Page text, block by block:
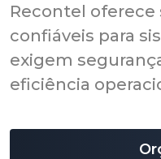
Recontel
confiáveis para
exigem
eficiência